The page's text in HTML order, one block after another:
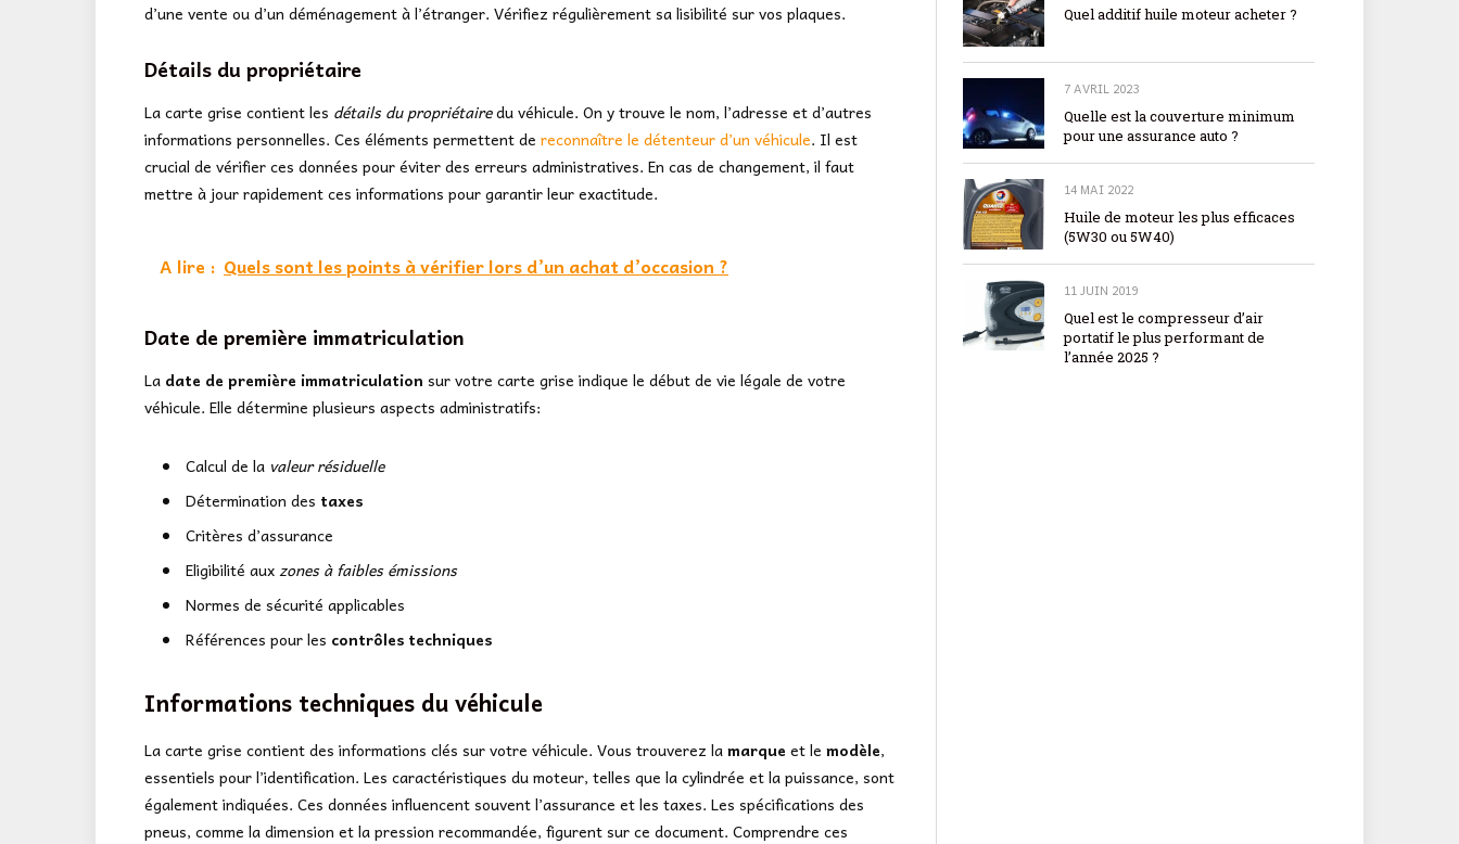
d’une vente ou d’un déménagement à l’étranger. Vérifiez régulièrement sa lisibilité sur vos plaques.
Détails du propriétaire
La carte grise contient les détails du propriétairedu véhicule. On y trouve le nom, l’adresse et d’autres
informations personnelles. Ces éléments permettent de reconnaître le détenteur d’un véhicule. Il est
crucial de vérifier ces données pour éviter des erreurs administratives. En cas de changement, il faut
mettre à jour rapidement ces informations pour garantir leur exactitude.
A lire : Quels sont les points à vérifier lors d’un achat d’occasion ?
Date de première immatriculation
La date de première immatriculation sur votre carte grise indique le début de vie légale de votre
véhicule. Elle détermine plusieurs aspects administratifs:
Calcul de la valeur résiduelle
Détermination des taxes
Critères d’assurance
Eligibilité auxzones à faibles émissions
Normes de sécurité applicables
Références pour les contrôles techniques
Informations techniques du véhicule
La carte grise contient des informations clés sur votre véhicule. Vous trouverez lamarque et le modèle,
essentiels pour l’identification. Les caractéristiques du moteur, telles que la cylindrée et la puissance, sont
également indiquées. Ces données influencent souvent l’assurance et les taxes. Les spécifications des
pneus, comme la dimension et la pression recommandée, figurent sur ce document. Comprendre ces
Quel additif huile moteur acheter ?
7 AVRIL 2023
Quelle est la couverture minimum
pour une assurance auto ?
14 MAI 2022
Huile de moteur les plus efficaces
(5W30 ou 5W40)
11 JUIN 2019
Quel est le compresseur d’air
portatif le plus performant de
l’année 2025 ?